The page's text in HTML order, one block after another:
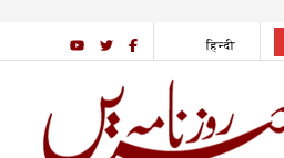
हिन्दी